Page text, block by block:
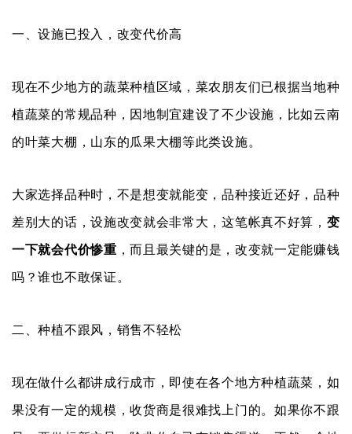
一、设施已投入，改变代价高
现在不少地方的蔬菜种植区域，菜农朋友们已根据当地种
植蔬菜的常规品种，因地制宜建设了不少设施，比如云南
的叶菜大棚，山东的瓜果大棚等此类设施。
大家选择品种时，不是想变就能变，品种接近还好，品种
差别大的话，设施改变就会非常大，这笔帐真不好算， 变
一下就会代价惨重 ，而且最关键的是，改变就一定能赚钱
吗？谁也不敢保证。
二、种植不跟风，销售不轻松
现在做什么都讲成行成市，即使在各个地方种植蔬菜，如
果没有一定的规模，收货商是很难找上门的。如果你不跟